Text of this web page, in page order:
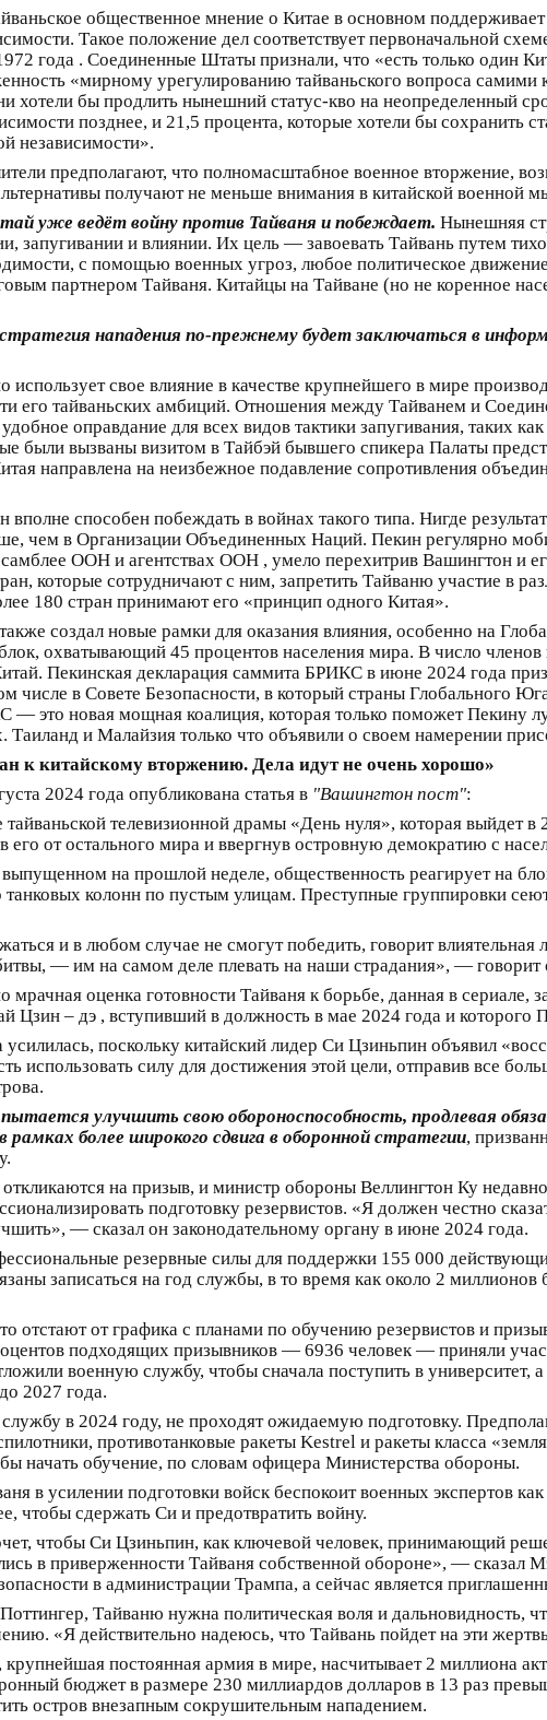
общественное мнение о Китае в основном
Такое положение дел соответствует первоначальной
года . Соединенные Штаты признали, что «есть только один
«мирному урегулированию тайваньского вопроса
хотели бы продлить нынешний статус-кво на неопределенный
позднее, и 21,5 процента, которые хотели бы сохранить
независимости».
предполагают, что полномасштабное военное вторжение,
получают не меньше внимания в китайской военной
уже ведёт войну против Тайваня и побеждает. Нынешняя
запугивании и влиянии. Их цель — завоевать Тайвань путем
с помощью военных угроз, любое политическое
партнером Тайваня. Китайцы на Тайване (но не коренное
нападения по-прежнему будет заключаться в
свое влияние в качестве крупнейшего в мире
его тайваньских амбиций. Отношения между Тайванем и
оправдание для всех видов тактики запугивания, таких
были вызваны визитом в Тайбэй бывшего спикера Палаты
направлена ​​на неизбежное подавление сопротивления
вполне способен побеждать в войнах такого типа. Нигде
чем в Организации Объединенных Наций. Пекин регулярно
ООН и агентствах ООН , умело перехитрив Вашингтон и
которые сотрудничают с ним, запретить Тайваню участие в
180 стран принимают его «принцип одного Китая».
создал новые рамки для оказания влияния, особенно на
охватывающий 45 процентов населения мира. В число
Пекинская декларация саммита БРИКС в июне 2024 года
числе в Совете Безопасности, в который страны Глобального
— это новая мощная коалиция, которая только поможет Пекину
Таиланд и Малайзия только что объявили о своем намерении
к китайскому вторжению. Дела идут не очень хорошо»
2024 года опубликована статья в "Вашингтон пост":
телевизионной драмы «День нуля», которая выйдет
его от остального мира и ввергнув островную демократию с
на прошлой неделе, общественность реагирует на
колонн по пустым улицам. Преступные группировки
и в любом случае не смогут победить, говорит влиятельная
— им на самом деле плевать на наши страдания», — говорит
оценка готовности Тайваня к борьбе, данная в сериале,
Цзин – дэ , вступивший в должность в мае 2024 года и которого
поскольку китайский лидер Си Цзиньпин объявил
использовать силу для достижения этой цели, отправив все
улучшить свою обороноспособность, продлевая
рамках более широкого сдвига в оборонной стратегии,
на призыв, и министр обороны Веллингтон Ку
подготовку резервистов. «Я должен честно
— сказал он законодательному органу в июне 2024 года.
резервные силы для поддержки 155 000
записаться на год службы, в то время как около 2
отстают от графика с планами по обучению резервистов и
подходящих призывников — 6936 человек — приняли
военную службу, чтобы сначала поступить в университет,
2027 года.
в 2024 году, не проходят ожидаемую подготовку.
противотанковые ракеты Kestrel и ракеты класса
начать обучение, по словам офицера Министерства обороны.
в усилении подготовки войск беспокоит военных экспертов
чтобы сдержать Си и предотвратить войну.
чтобы Си Цзиньпин, как ключевой человек, принимающий
в приверженности Тайваня собственной обороне», — сказал
в администрации Трампа, а сейчас является
Тайваню нужна политическая воля и дальновидность,
«Я действительно надеюсь, что Тайвань пойдет на эти
постоянная армия в мире, насчитывает 2 миллиона
бюджет в размере 230 миллиардов долларов в 13 раз
остров внезапным сокрушительным нападением.